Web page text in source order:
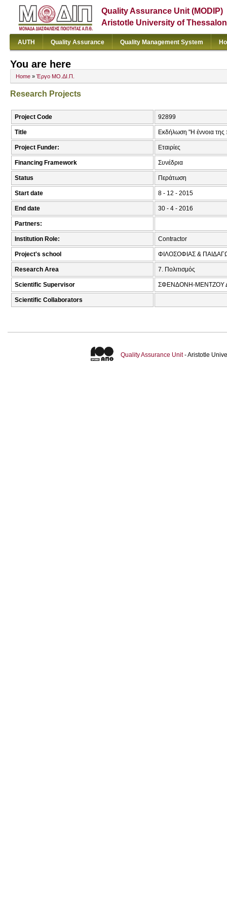
Quality Assurance Unit (MODIP)
Aristotle University of
AUTH Quality Assurance Quality Management System
You are here
Home » Έργο ΜΟ.ΔΙ.Π.
Research Projects
Project Code 92899
Title Εκδήλωση "Η έννοια της
Project Funder: Εταιρίες
Financing Framework Συνέδρια
Status Περάτωση
Start date 8 - 12 - 2015
End date 30 - 4 - 2016
Partners:
Institution Role: Contractor
Project's school ΦΙΛΟΣΟΦΙΑΣ &
Research Area 7. Πολιτισμός
Scientific Supervisor ΣΦΕΝΔΟΝΗ-ΜΕΝΤΖΟΥ
Scientific Collaborators
Quality Assurance Unit- Aristotle